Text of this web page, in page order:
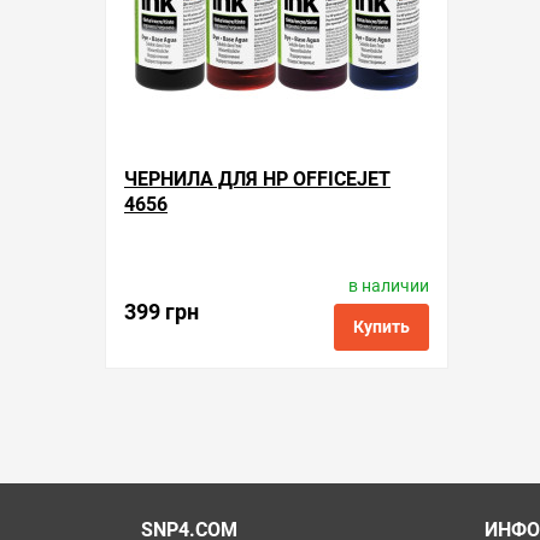
ЧЕРНИЛА ДЛЯ HP OFFICEJET
4656
399 грн
в наличии
Купить
ColorWay
ink.h.4
SNP4.COM